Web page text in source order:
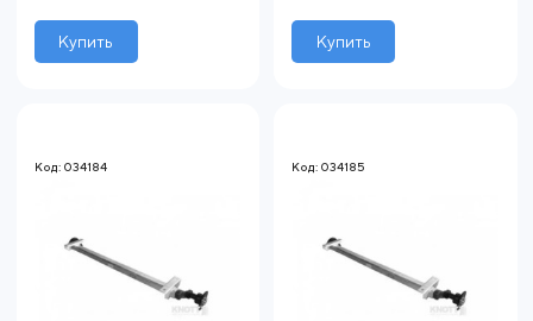
Купить Купить
Код: 034184 Код: 034185